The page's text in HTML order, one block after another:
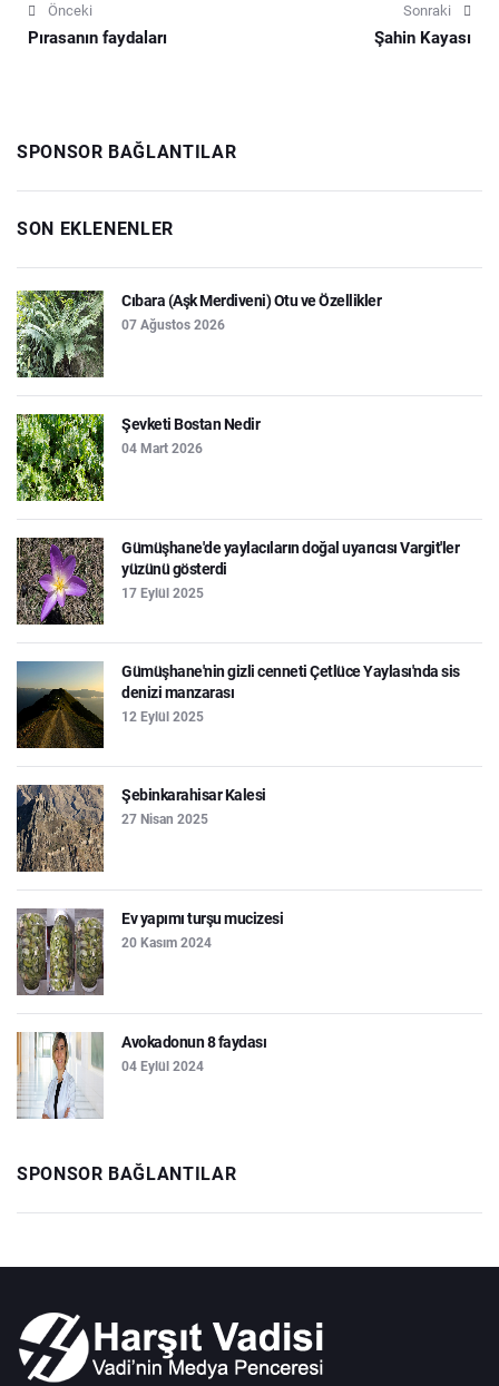
Önceki
Pırasanın faydaları
Sonraki
Şahin Kayası
SPONSOR BAĞLANTILAR
SON EKLENENLER
Cıbara (Aşk Merdiveni) Otu ve Özellikler
07 Ağustos 2026
Şevketi Bostan Nedir
04 Mart 2026
Gümüşhane'de yaylacıların doğal uyarıcısı Vargit'ler
yüzünü gösterdi
17 Eylül 2025
Gümüşhane'nin gizli cenneti Çetlüce Yaylası'nda sis
denizi manzarası
12 Eylül 2025
Şebinkarahisar Kalesi
27 Nisan 2025
Ev yapımı turşu mucizesi
20 Kasım 2024
Avokadonun 8 faydası
04 Eylül 2024
SPONSOR BAĞLANTILAR